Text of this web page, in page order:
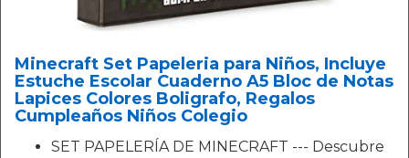
Minecraft Set Papeleria para Niños, Incluye
Estuche Escolar Cuaderno A5 Bloc de Notas
Lapices Colores Boligrafo, Regalos
Cumpleaños Niños Colegio
SET PAPELERÍA DE MINECRAFT --- Descubre